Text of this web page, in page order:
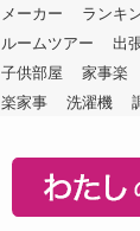
メーカー
ランキ
ルームツアー
出
子供部屋
家事楽
楽家事
洗濯機